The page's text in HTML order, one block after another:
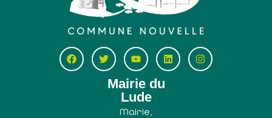
Mairie du
Lude
Mairie,